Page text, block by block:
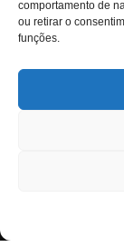
comportamento de
ou retirar o
funções.